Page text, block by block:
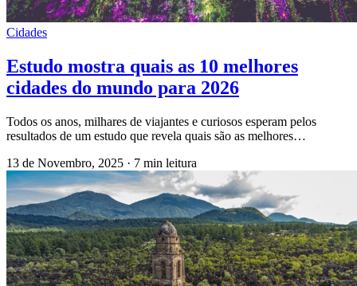
Cidades
Estudo mostra quais as 10 melhores
cidades do mundo para 2026
Todos os anos, milhares de viajantes e curiosos esperam pelos
resultados de um estudo que revela quais são as melhores…
13 de Novembro, 2025 · 7 min leitura